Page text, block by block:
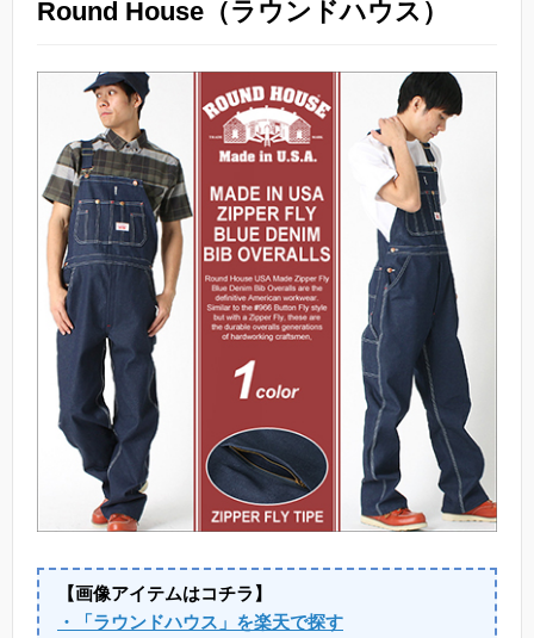
Round House（ラウンドハウス）
【画像アイテムはコチラ】
・「ラウンドハウス」を楽天で探す